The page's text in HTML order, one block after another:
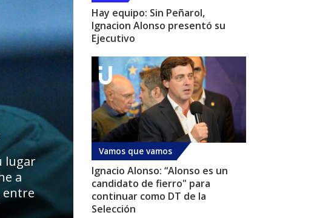
lugar
a
entre
Hay equipo: Sin Peñarol,
Ignacion Alonso presentó su
Ejecutivo
Vamos que vamos
Ignacio Alonso: “Alonso es un
candidato de fierro" para
continuar como DT de la
Selección